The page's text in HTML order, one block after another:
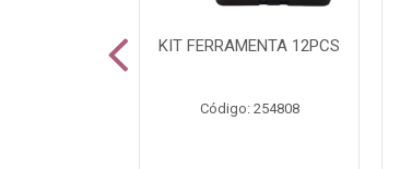
KIT FERRAMENTA 12PCS
Código: 254808